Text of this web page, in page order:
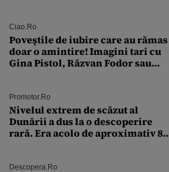
Ciao.ro
Poveştile de iubire care au rămas
doar o amintire! Imagini tari cu
Gina Pistol, Răzvan Fodor sau
Promotor.ro
Nivelul extrem de scăzut al
Dunării a dus la o descoperire
rară. Era acolo de aproximativ 80
Descopera.ro